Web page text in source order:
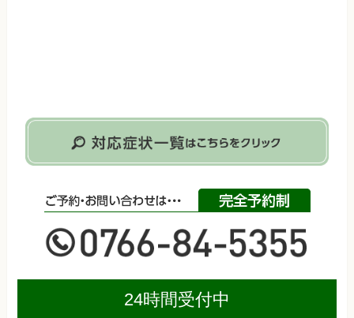
24時間受付中